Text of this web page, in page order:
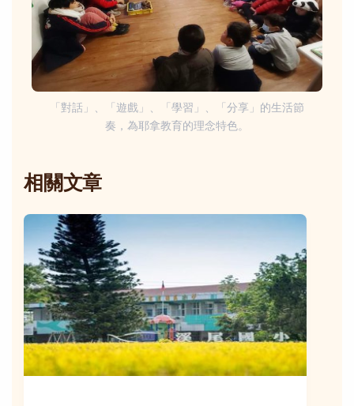
「對話」、「遊戲」、「學習」、「分享」的生活節
奏，為耶拿教育的理念特色。
相關文章